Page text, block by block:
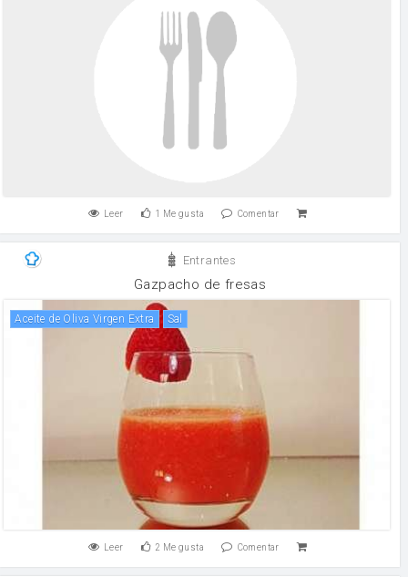
Leer 1 Me gusta Comentar
Entrantes
Gazpacho de fresas
Aceite de Oliva Virgen Extra sal
Leer 2 Me gusta Comentar